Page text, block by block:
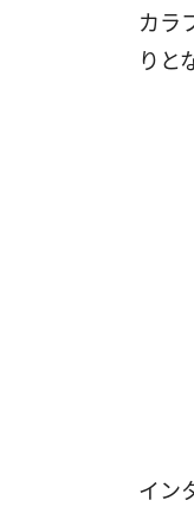
カラ
りと
イン